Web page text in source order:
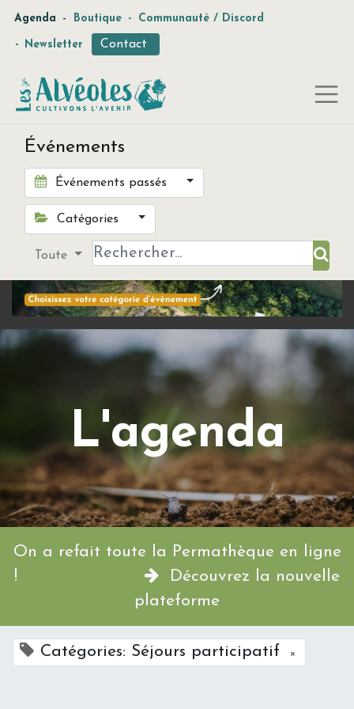
Agenda - Boutique - Communauté / Discord
- Newsletter Contact
Événements
Événements passés
Catégories
Toute
L'agenda
On a refait toute la Permathèque en ligne
!
Découvrez la nouvelle
plateforme
Catégories: Séjours participatif ×